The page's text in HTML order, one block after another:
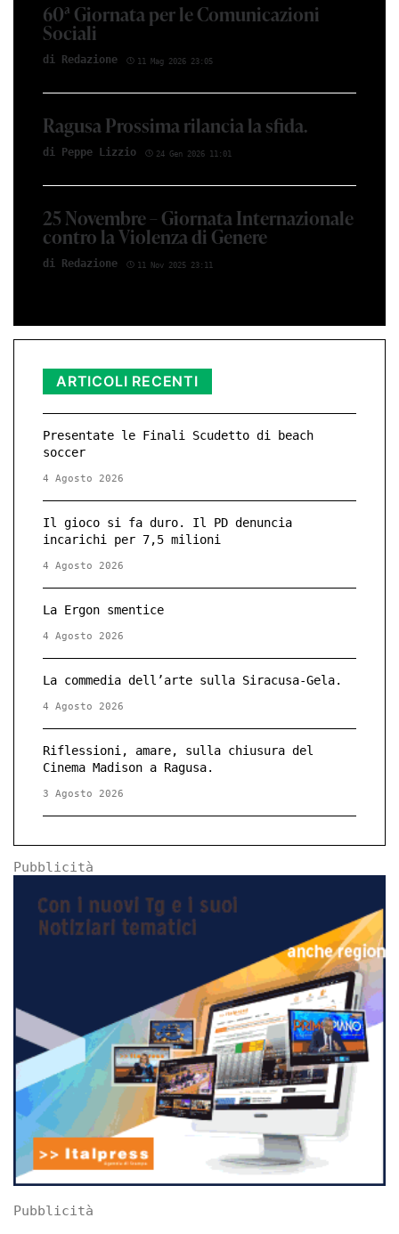
60ª Giornata per le Comunicazioni
Sociali
di Red­azio­ne 11 Mag 2026 23:05
Ragusa Prossima rilancia la sfida.
di Peppe Li­z­zio 24 Gen 2026 11:01
25 Novembre – Giornata Internazionale
contro la Violenza di Genere
di Red­azio­ne 11 Nov 2025 23:11
ARTICOLI RECENTI
Presentate le Finali Scudetto di beach
soccer
4 Agosto 2026
Il gioco si fa duro. Il PD denuncia
incarichi per 7,5 milioni
4 Agosto 2026
La Ergon smentice
4 Agosto 2026
La commedia dell’arte sulla Siracusa-Gela.
4 Agosto 2026
Riflessioni, amare, sulla chiusura del
Cinema Madison a Ragusa.
3 Agosto 2026
Pubblicità
Pubblicità